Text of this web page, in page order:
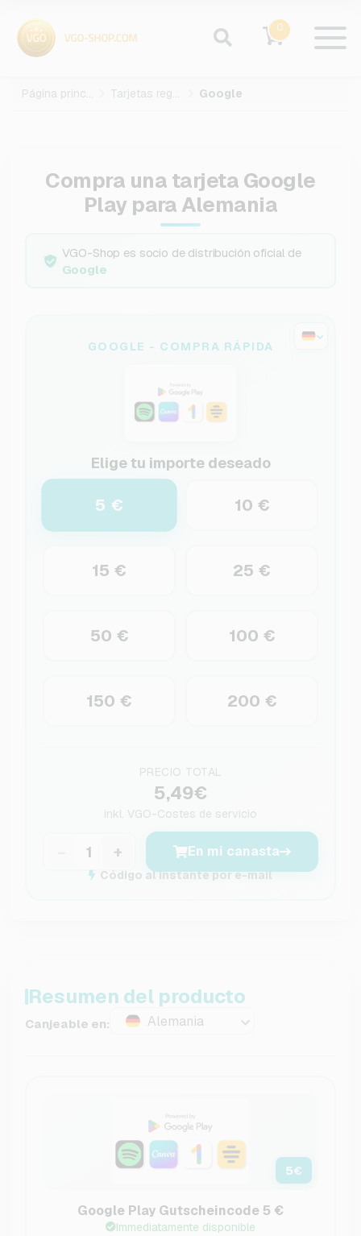
0
Página principal Tarjetas regalo Google
Compra una tarjeta Google
Play para Alemania
VGO-Shop es socio de distribución oficial de
Google
GOOGLE - COMPRA RÁPIDA
Elige tu importe deseado
5 € 10 €
15 € 25 €
50 € 100 €
150 € 200 €
PRECIO TOTAL
5,49€
inkl. VGO-Costes de servicio
+ En mi canasta
Código al instante por e-mail
Resumen del producto
Canjeable en: Alemania
5€
Google Play Gutscheincode 5 €
Immediatamente disponible